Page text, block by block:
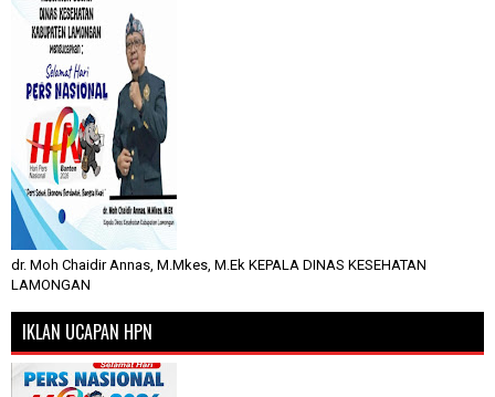
dr. Moh Chaidir Annas, M.Mkes, M.Ek KEPALA DINAS KESEHATAN
LAMONGAN
IKLAN UCAPAN HPN